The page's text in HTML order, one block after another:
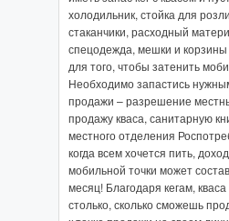
холодильник, стойка для
стаканчики, расходный
спецодежда, мешки и корзины
для того, чтобы затенить
Необходимо запастись
продажи – разрешение
продажу кваса, санитарную
местного отделения
когда всем хочется пить,
мобильной точки может
месяц! Благодаря кегам,
столько, сколько сможешь